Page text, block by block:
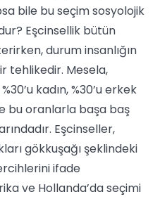
bile bu seçim sosyolojik
Eşcinsellik bütün
durum insanlığın
tehlikedir. Mesela,
kadın, %30’u erkek
bu oranlarla başa baş
Eşcinseller,
gökkuşağı şeklindeki
ifade
ve Hollanda’da seçimi